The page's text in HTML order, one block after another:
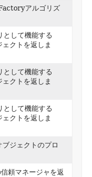
アルゴリズ
として機能する
ェクトを返しま
として機能する
ェクトを返しま
として機能する
ェクトを返しま
ブジェクトのプロ
頼マネージャを返